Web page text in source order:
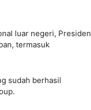
luar negeri, Presiden
termasuk
sudah berhasil